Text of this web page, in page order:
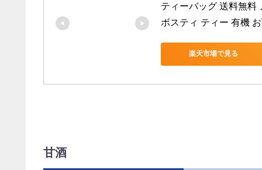
ティーバッグ 送料無料
ボスティ ティー 有機
楽天市場で見る
甘酒